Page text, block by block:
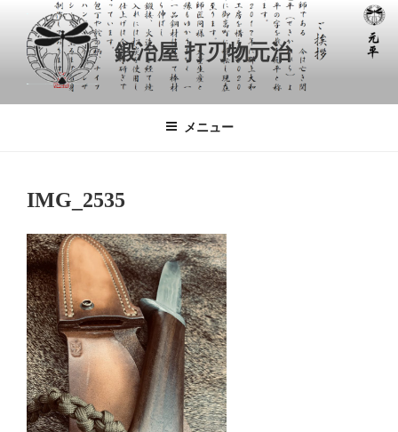
鍛冶屋 打刃物元治
メニュー
IMG_2535